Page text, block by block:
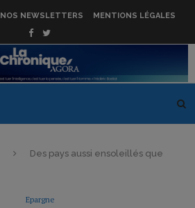
NOS NEWSLETTERS MENTIONS LÉGALES
Des pays aussi ensoleillés que
Epargne